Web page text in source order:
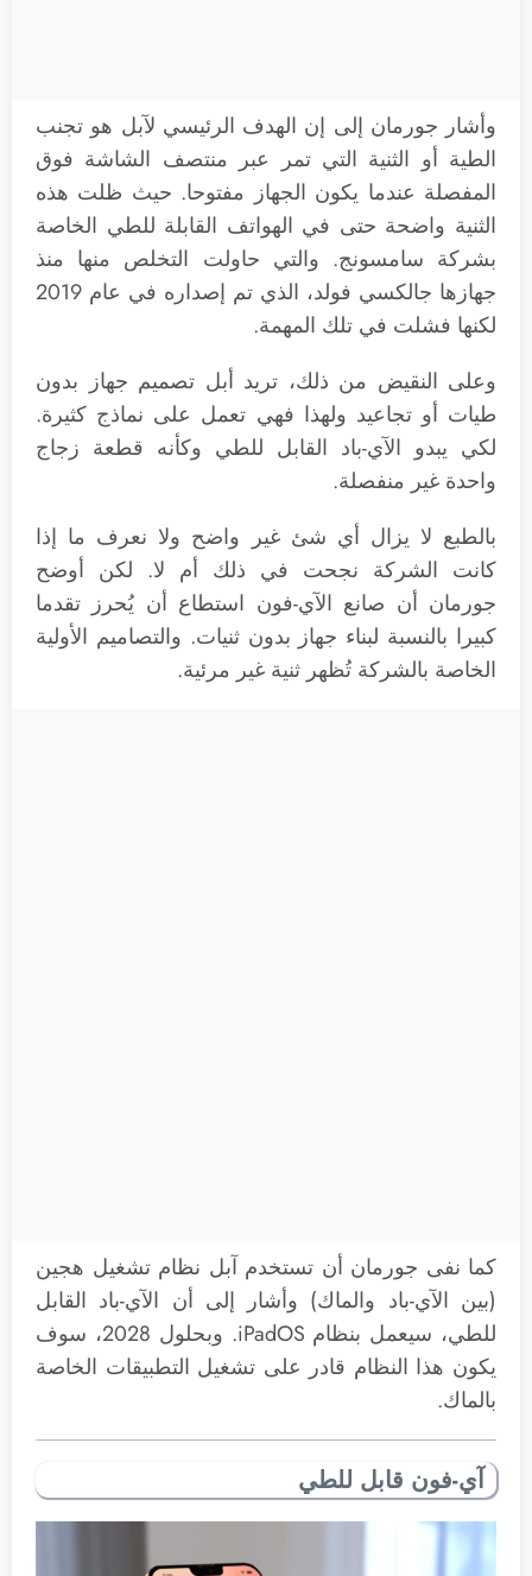
وأشار جورمان إلى إن الهدف الرئيسي لآبل هو تجنب
الطية أو الثنية التي تمر عبر منتصف الشاشة فوق
المفصلة عندما يكون الجهاز مفتوحا. حيث ظلت هذه
الثنية واضحة حتى في الهواتف القابلة للطي الخاصة
بشركة سامسونج. والتي حاولت التخلص منها منذ
جهازها جالكسي فولد، الذي تم إصداره في عام 2019
لكنها فشلت في تلك المهمة.
وعلى النقيض من ذلك، تريد أبل تصميم جهاز بدون
طيات أو تجاعيد ولهذا فهي تعمل على نماذج كثيرة.
لكي يبدو الآي-باد القابل للطي وكأنه قطعة زجاج
واحدة غير منفصلة.
بالطبع لا يزال أي شئ غير واضح ولا نعرف ما إذا
كانت الشركة نجحت في ذلك أم لا. لكن أوضح
جورمان أن صانع الآي-فون استطاع أن يُحرز تقدما
كبيرا بالنسبة لبناء جهاز بدون ثنيات. والتصاميم الأولية
الخاصة بالشركة تُظهر ثنية غير مرئية.
كما نفى جورمان أن تستخدم آبل نظام تشغيل هجين
(بين الآي-باد والماك) وأشار إلى أن الآي-باد القابل
للطي، سيعمل بنظام iPadOS. وبحلول 2028، سوف
يكون هذا النظام قادر على تشغيل التطبيقات الخاصة
بالماك.
آي-فون قابل للطي